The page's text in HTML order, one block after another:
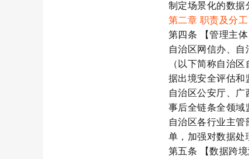
制定场景化的数据
第二章 职责及分工
第四条
【管理主体
自治区网信办、
（以下简称自治
据出境安全评估和
自治区公安厅、
事后全链条全领域
自治区各行业主
单，加强对数据处
第五条
【数据跨